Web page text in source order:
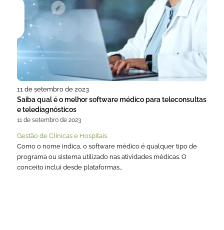
11 de setembro de 2023
Saiba qual é o melhor software médico para teleconsultas
e telediagnósticos
11 de setembro de 2023
Gestão de Clínicas e Hospitais
Como o nome indica, o software médico é qualquer tipo de
programa ou sistema utilizado nas atividades médicas. O
conceito inclui desde plataformas…